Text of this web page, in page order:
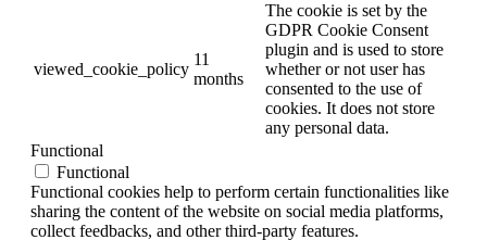
viewed_cookie_policy
11
months
The cookie is set by the
GDPR Cookie Consent
plugin and is used to store
whether or not user has
consented to the use of
cookies. It does not store
any personal data.
Functional
Functional
Functional cookies help to perform certain functionalities like
sharing the content of the website on social media platforms,
collect feedbacks, and other third-party features.